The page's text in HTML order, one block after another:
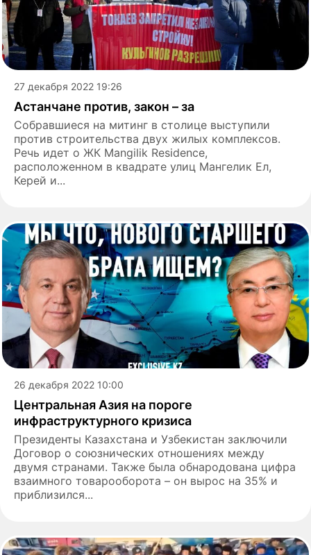
27 декабря 2022 19:26
Астанчане против, закон – за
Собравшиеся на митинг в столице выступили
против строительства двух жилых комплексов.
Речь идет о ЖК Mangilik Residence,
расположенном в квадрате улиц Мангелик Eл,
Керей и...
26 декабря 2022 10:00
Центральная Азия на пороге
инфраструктурного кризиса
Президенты Казахстана и Узбекистан заключили
Договор о союзнических отношениях между
двумя странами. Также была обнародована цифра
взаимного товарооборота – он вырос на 35% и
приблизился...